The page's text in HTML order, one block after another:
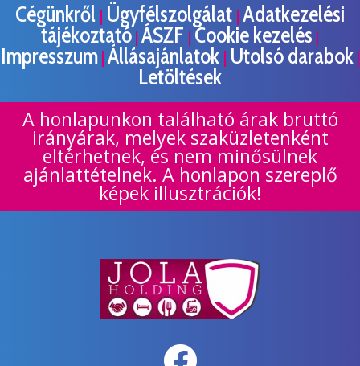
Cégünkről | Ügyfélszolgálat | Adatkezelési
tájékoztató | ÁSZF | Cookie kezelés |
Impresszum| Állásajánlatok | Utolsó darabok|
Letöltések
A honlapunkon található árak bruttó
irányárak, melyek szaküzletenként
eltérhetnek, és nem minősülnek
ajánlattételnek. A honlapon szereplő
képek illusztrációk!